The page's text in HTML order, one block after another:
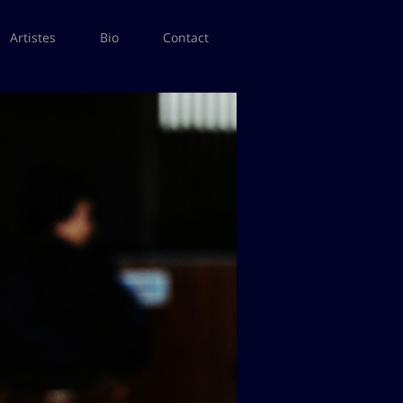
Artistes Bio Contact